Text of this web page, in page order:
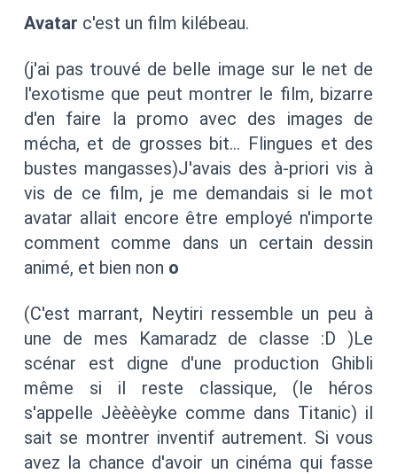
Avatar c'est un film kilébeau.
(j'ai pas trouvé de belle image sur le net de
l'exotisme que peut montrer le film, bizarre
d'en faire la promo avec des images de
mécha, et de grosses bit… Flingues et des
bustes mangasses)J'avais des à-priori vis à
vis de ce film, je me demandais si le mot
avatar allait encore être employé n'importe
comment comme dans un certain dessin
animé, et bien non o
(C'est marrant, Neytiri ressemble un peu à
une de mes Kamaradz de classe :D )Le
scénar est digne d'une production Ghibli
même si il reste classique, (le héros
s'appelle Jèèèèyke comme dans Titanic) il
sait se montrer inventif autrement. Si vous
avez la chance d'avoir un cinéma qui fasse